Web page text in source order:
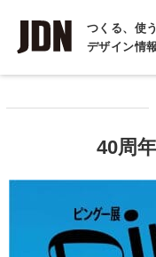
つくる、使
デザイン情
インタビュー
40周